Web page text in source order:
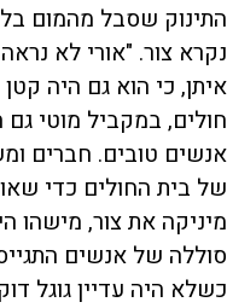
התינוק שסבל מהמום
נקרא צור. "אורי לא
איתן, כי הוא גם היה
חולים, במקביל מוטי גם
אנשים טובים. חברים
של בית החולים כדי
מיניקה את צור, מישהו
סוללה של אנשים
כשלא היה עדיין גוגל